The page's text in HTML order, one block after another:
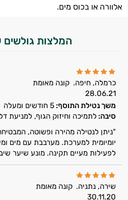
דלקות פרקים
הליקובקטר פילורי
הרגעה
מיגרנה - כאב ראש
מערכת החיסון
נשים
אלוורה או בכוס מים.
המלצות
כרמלה, חיפה. קונה מאומת
28.06.21
משך נטילת התוסף: 5 חודשים ומעלה
סיבה: לתמיכה וחיזוק הגוף, למניעת
"ניתן לנטילה מהירה ופשוטה,
יומיומית למערכת. מערבבת עם מים
לפעילות מעיים תקינה. מונע שיער
שירה, נתניה. קונה מאומת
30.11.20